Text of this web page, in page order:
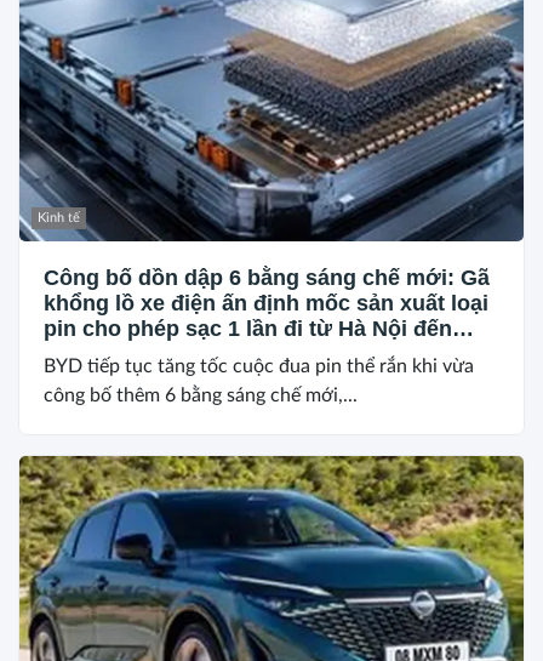
Kinh tế
Công bố dồn dập 6 bằng sáng chế mới: Gã
khổng lồ xe điện ấn định mốc sản xuất loại
pin cho phép sạc 1 lần đi từ Hà Nội đến
TP.HCM
BYD tiếp tục tăng tốc cuộc đua pin thể rắn khi vừa
công bố thêm 6 bằng sáng chế mới,...